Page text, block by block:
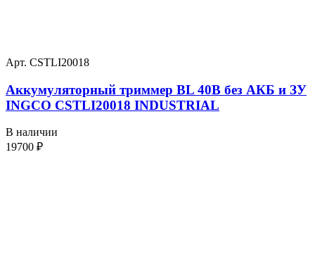
Арт. CSTLI20018
Аккумуляторный триммер BL 40В без АКБ и ЗУ
INGCO CSTLI20018 INDUSTRIAL
В наличии
19700 ₽